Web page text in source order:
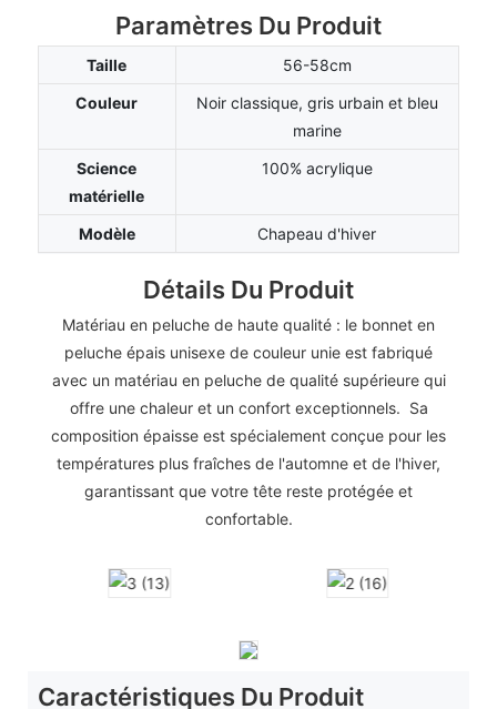
Paramètres Du Produit
Taille
56-58cm
Couleur
Noir classique, gris urbain et bleu
marine
Science
matérielle
100% acrylique
Modèle Chapeau d'hiver
Détails Du Produit
Matériau en peluche de haute qualité : le bonnet en
peluche épais unisexe de couleur unie est fabriqué
avec un matériau en peluche de qualité supérieure qui
offre une chaleur et un confort exceptionnels. Sa
composition épaisse est spécialement conçue pour les
températures plus fraîches de l'automne et de l'hiver,
garantissant que votre tête reste protégée et
confortable.
Caractéristiques Du Produit